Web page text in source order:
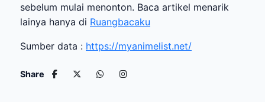
sebelum mulai menonton. Baca artikel menarik
lainya hanya di Ruangbacaku
Sumber data : https://myanimelist.net/
Share